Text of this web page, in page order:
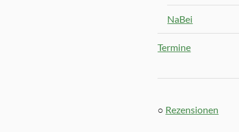
NaBei
Termine
○ Rezensionen